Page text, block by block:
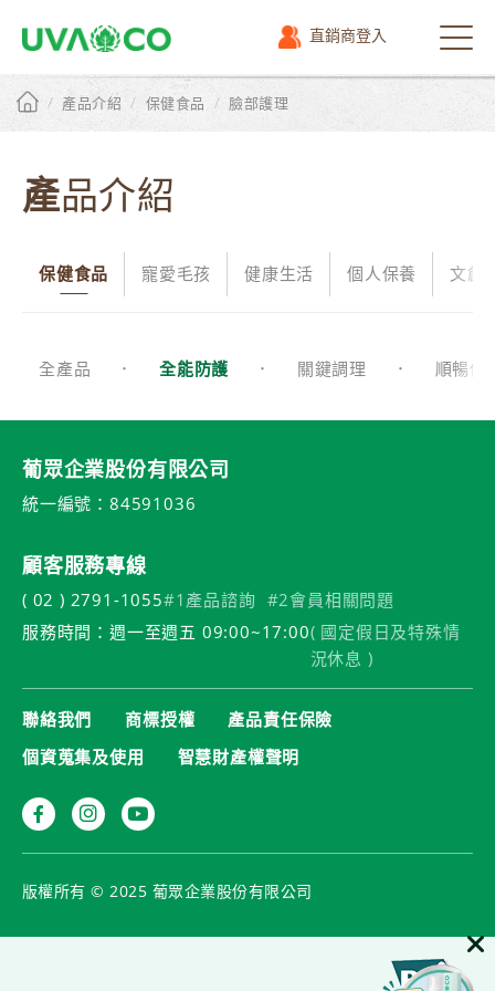
直銷商登入
選
單
/ 產品介紹 / 保健食品 / 臉部護理
產品介紹
保健食品 寵愛毛孩 健康生活 個人保養 文創
全產品 全能防護 關鍵調理 順暢保
葡眾企業股份有限公司
統一編號：84591036
顧客服務專線
( 02 ) 2791-1055#1產品諮詢 #2會員相關問題
服務時間：週一至週五 09:00~17:00( 國定假日及特殊情
況休息 )
聯絡我們 商標授權
產品責任保險
個資蒐集及使用
智慧財產權聲明
版權所有 © 2025 葡眾企業股份有限公司